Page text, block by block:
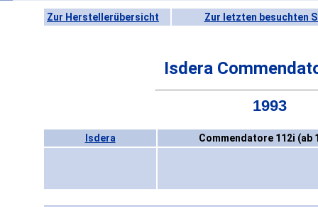
Zur Herstellerübersicht Zur letzten besuchten
Isdera
1993
Isdera Commendatore 112i (ab